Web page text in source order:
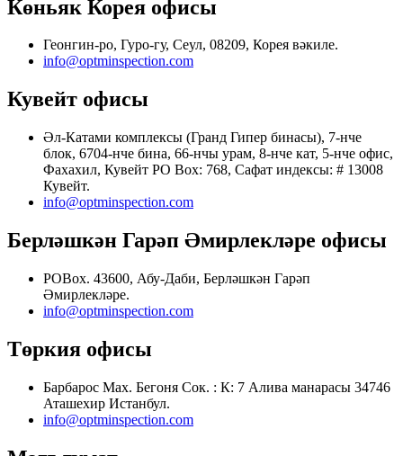
Көньяк Корея офисы
Геонгин-ро, Гуро-гу, Сеул, 08209, Корея вәкиле.
info@optminspection.com
Кувейт офисы
Әл-Катами комплексы (Гранд Гипер бинасы), 7-нче
блок, 6704-нче бина, 66-нчы урам, 8-нче кат, 5-нче офис,
Фахахил, Кувейт PO Box: 768, Сафат индексы: # 13008
Кувейт.
info@optminspection.com
Берләшкән Гарәп Әмирлекләре офисы
POBox. 43600, Абу-Даби, Берләшкән Гарәп
Әмирлекләре.
info@optminspection.com
Төркия офисы
Барбарос Мах. Бегоня Сок. : К: 7 Алива манарасы 34746
Аташехир Истанбул.
info@optminspection.com